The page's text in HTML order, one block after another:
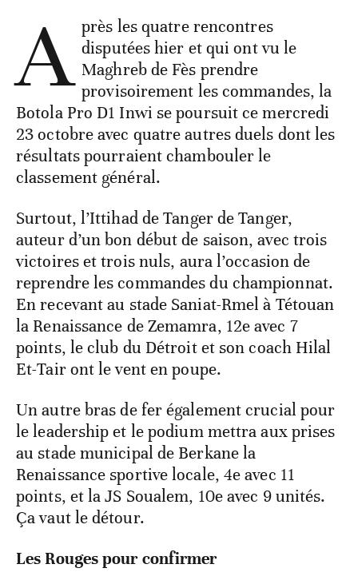
A près les quatre rencontres
disputées hier et qui ont vu le
Maghreb de Fès prendre
provisoirement les commandes, la
Botola Pro D1 Inwi se poursuit ce mercredi
23 octobre avec quatre autres duels dont les
résultats pourraient chambouler le
classement général.
Surtout, l’Ittihad de Tanger de Tanger,
auteur d’un bon début de saison, avec trois
victoires et trois nuls, aura l’occasion de
reprendre les commandes du championnat.
En recevant au stade Saniat-Rmel à Tétouan
la Renaissance de Zemamra, 12e avec 7
points, le club du Détroit et son coach Hilal
Et-Tair ont le vent en poupe.
Un autre bras de fer également crucial pour
le leadership et le podium mettra aux prises
au stade municipal de Berkane la
Renaissance sportive locale, 4e avec 11
points, et la JS Soualem, 10e avec 9 unités.
Ça vaut le détour.
Les Rouges pour confirmer